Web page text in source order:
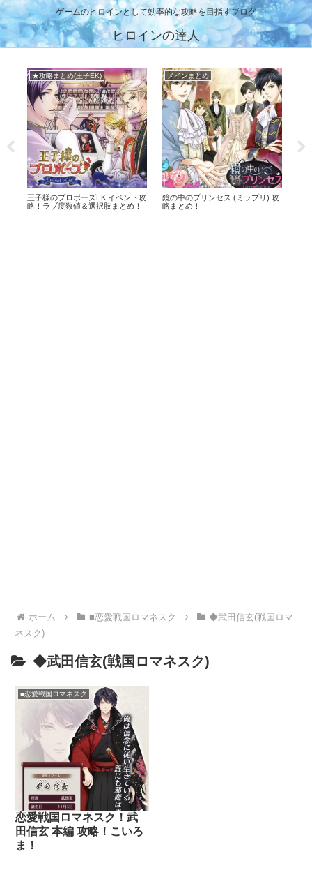
ゲームのヒロインとして効率的な攻略を目指すブログ
ヒロインの達人
★攻略まとめ(誓いのキス)
誓いのキスは突然に イベント攻
略！ラブ度数値＆選択肢まとめ！
幕末維新 天翔ける恋 攻略まとめ！
ばくてん！
ホーム ■恋愛戦国ロマネスク
◆武田信玄(戦国ロマ
ネスク)
◆武田信玄(戦国ロマネスク)
■恋愛戦国ロマネスク
恋愛戦国ロマネスク！武
田信玄 本編 攻略！こいろ
ま！